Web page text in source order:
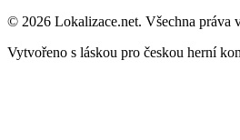
© 2026 Lokalizace.net. Všechna práva
Vytvořeno s láskou pro českou herní